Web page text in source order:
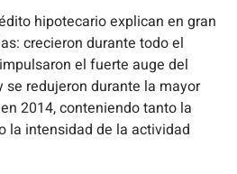
hipotecario explican en gran
crecieron durante todo el
el fuerte auge del
redujeron durante la mayor
2014, conteniendo tanto la
la intensidad de la actividad